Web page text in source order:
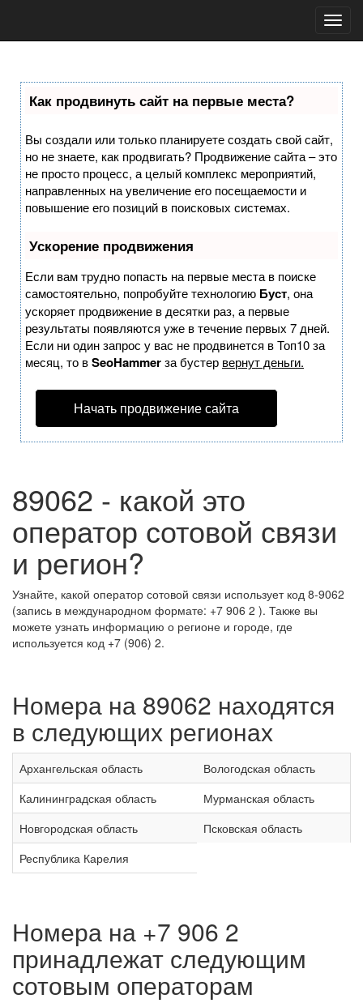
Как продвинуть сайт на первые места?
Вы создали или только планируете создать свой сайт,
но не знаете, как продвигать? Продвижение сайта – это
не просто процесс, а целый комплекс мероприятий,
направленных на увеличение его посещаемости и
повышение его позиций в поисковых системах.
Ускорение продвижения
Если вам трудно попасть на первые места в поиске
самостоятельно, попробуйте технологию Буст, она
ускоряет продвижение в десятки раз, а первые
результаты появляются уже в течение первых 7 дней.
Если ни один запрос у вас не продвинется в Топ10 за
месяц, то вSeoHammerза бустер вернут деньги.
Начать продвижение сайта
89062 - какой это
оператор сотовой связи
и регион?
Узнайте, какой оператор сотовой связи использует код 8-9062
(запись в международном формате: +7 906 2 ). Также вы
можете узнать информацию о регионе и городе, где
используется код +7 (906) 2.
Номера на 89062 находятся
в следующих регионах
Архангельская область
Вологодская область
Калининградская область
Мурманская область
Новгородская область
Псковская область
Республика Карелия
Номера на +7 906 2
принадлежат следующим
сотовым операторам